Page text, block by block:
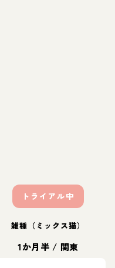
トライアル中
雑種（ミックス猫）
1か月半 / 関東